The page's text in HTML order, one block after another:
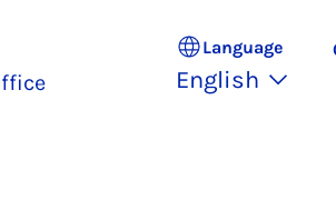
Language
English